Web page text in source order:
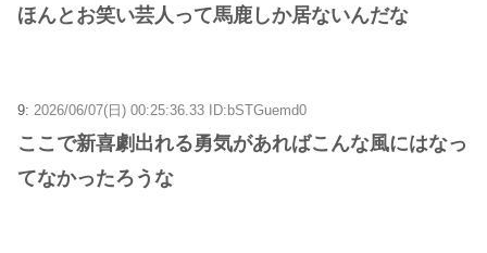
ほんとお笑い芸人って馬鹿しか居ないんだな
9: 2026/06/07(日) 00:25:36.33 ID:bSTGuemd0
ここで新喜劇出れる勇気があればこんな風にはなっ
てなかったろうな